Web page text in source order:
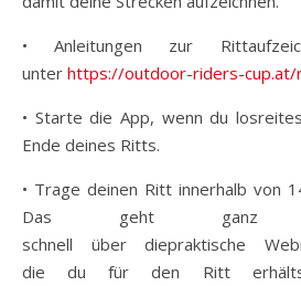
• Anleitungen zur
unter https://outdoor-riders-cup.at/
• Starte die App, wenn du
Ende deines Ritts.
• Trage deinen Ritt innerhalb von
Das geht ganz
schnell über diepraktische
die du für den Ritt